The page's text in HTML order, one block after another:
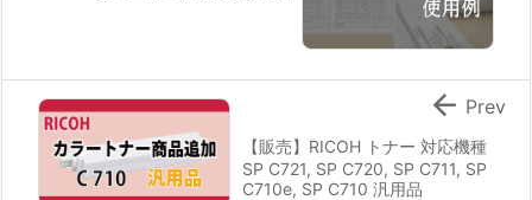
【販売】RICOH トナー 対応機種
SP C721, SP C720, SP C711, SP
C710e, SP C710 汎用品
 Prev